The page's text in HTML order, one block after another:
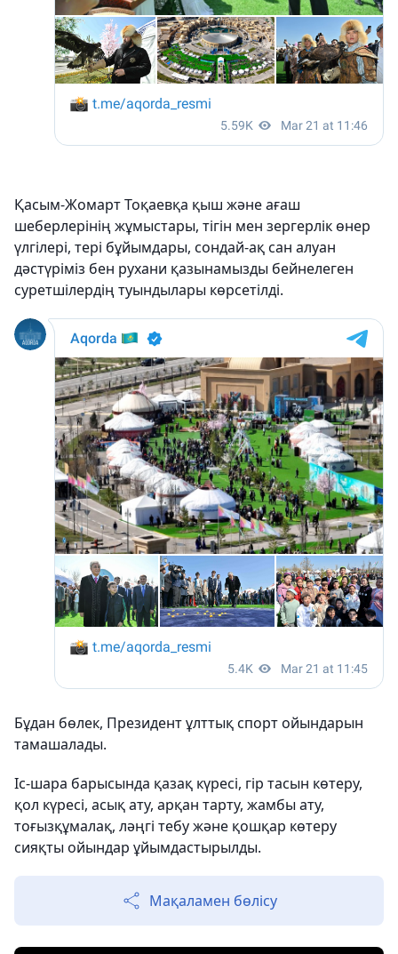
Қасым-Жомарт Тоқаевқа қыш және ағаш
шеберлерінің жұмыстары, тігін мен зергерлік өнер
үлгілері, тері бұйымдары, сондай-ақ сан алуан
дәстүріміз бен рухани қазынамызды бейнелеген
суретшілердің туындылары көрсетілді.
Бұдан бөлек, Президент ұлттық спорт ойындарын
тамашалады.
Іс-шара барысында қазақ күресі, гір тасын көтеру,
қол күресі, асық ату, арқан тарту, жамбы ату,
тоғызқұмалақ, ләңгі тебу және қошқар көтеру
сияқты ойындар ұйымдастырылды.
Мақаламен бөлісу